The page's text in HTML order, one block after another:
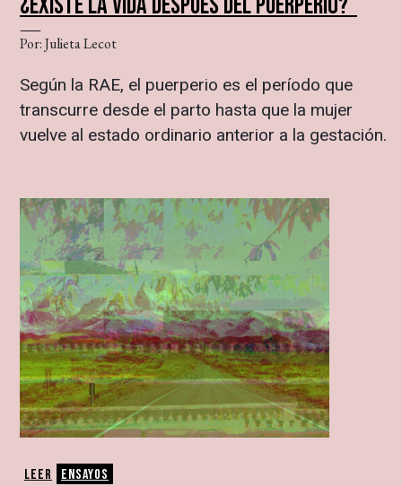
Por: Julieta Lecot
Según la RAE, el puerperio es el período que
transcurre desde el parto hasta que la mujer
vuelve al estado ordinario anterior a la gestación.
Leer Ensayos